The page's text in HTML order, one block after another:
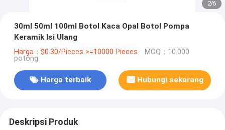
2/6
30ml 50ml 100ml Botol Kaca Opal Botol Pompa
Keramik Isi Ulang
Harga：$0.30/Pieces >=10000 Pieces MOQ：10.000
potong
Harga terbaik Hubungi sekarang
Deskripsi Produk